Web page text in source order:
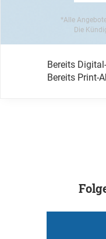
*Alle
Die
Bereits
Bereits Print-